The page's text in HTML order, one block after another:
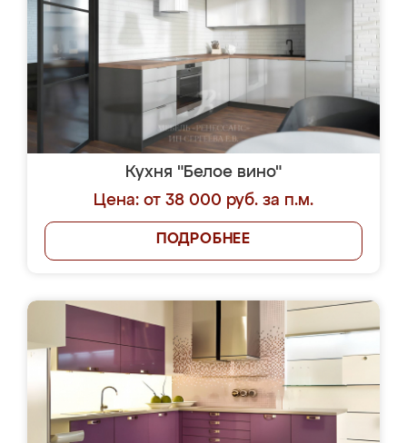
Кухня "Белое вино"
Цена: от 38 000 руб. за п.м.
ПОДРОБНЕЕ